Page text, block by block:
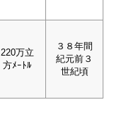
220万立
方ﾒｰﾄﾙ
３８年間
紀元前３
世紀頃